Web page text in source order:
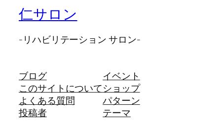
仁サロン
-リハビリテーション サロン-
ブログ
このサイトについて
よくある質問
投稿者
イベント
ショップ
パターン
テーマ